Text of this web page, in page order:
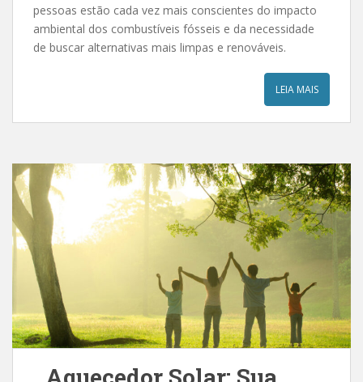
pessoas estão cada vez mais conscientes do impacto
ambiental dos combustíveis fósseis e da necessidade
de buscar alternativas mais limpas e renováveis.
LEIA MAIS